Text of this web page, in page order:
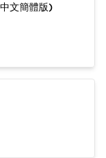
文簡體版)